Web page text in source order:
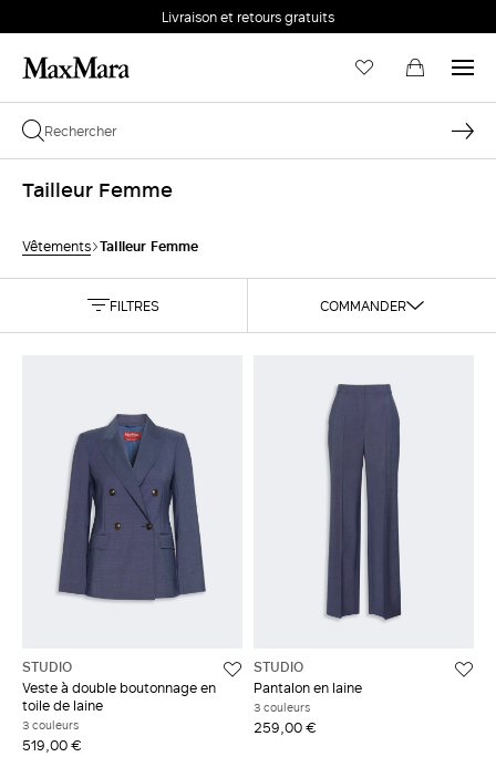
Livraison et retours gratuits
Tailleur Femme
Vêtements Tailleur Femme
FILTRES COMMANDER
STUDIO
Veste à double boutonnage en
toile de laine
3 couleurs
519,00 €
STUDIO
Pantalon en laine
3 couleurs
259,00 €